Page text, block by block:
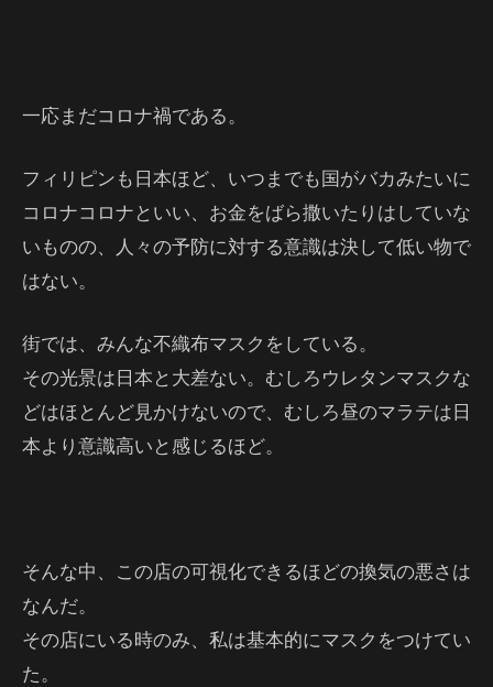
一応まだコロナ禍である。
フィリピンも日本ほど、いつまでも国がバカみたいに
コロナコロナといい、お金をばら撒いたりはしていな
いものの、人々の予防に対する意識は決して低い物で
はない。
街では、みんな不織布マスクをしている。
その光景は日本と大差ない。むしろウレタンマスクな
どはほとんど見かけないので、むしろ昼のマラテは日
本より意識高いと感じるほど。
そんな中、この店の可視化できるほどの換気の悪さは
なんだ。
その店にいる時のみ、私は基本的にマスクをつけてい
た。